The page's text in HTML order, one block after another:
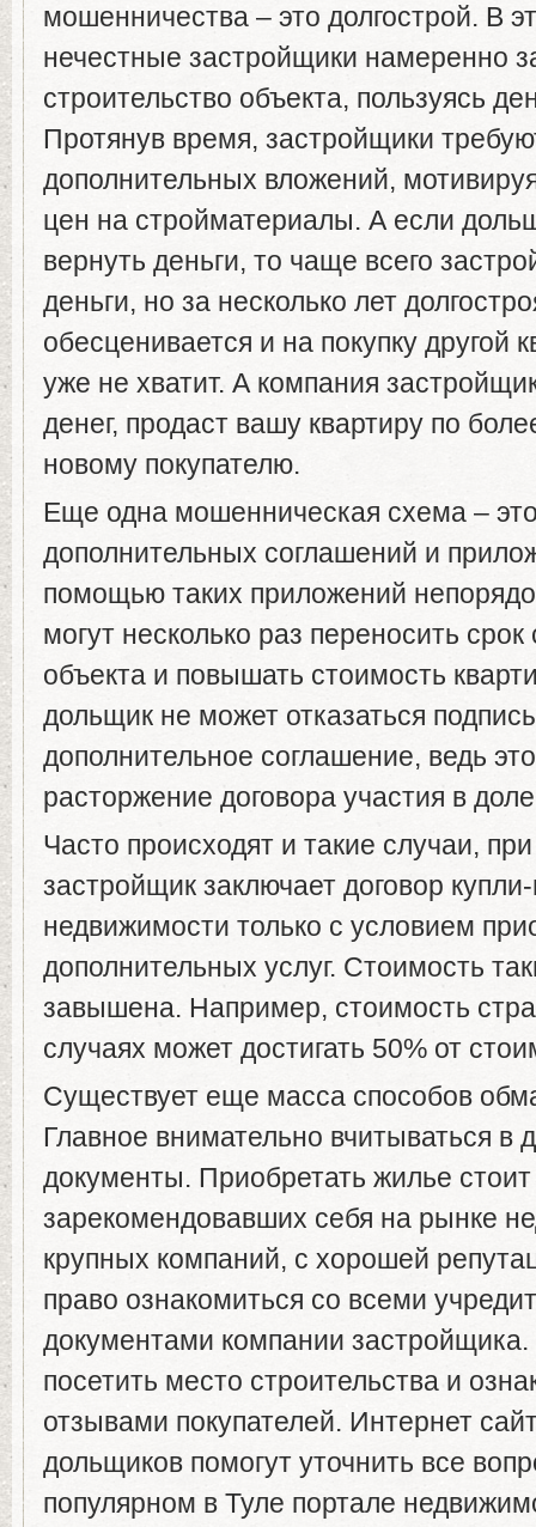
мошенничества – это долгострой. В
нечестные застройщики намеренно
строительство объекта, пользуясь
Протянув время, застройщики
дополнительных вложений,
цен на стройматериалы. А если
вернуть деньги, то чаще всего
деньги, но за несколько лет
обесценивается и на покупку другой
уже не хватит. А компания
денег, продаст вашу квартиру по
новому покупателю.
Еще одна мошенническая схема –
дополнительных соглашений и
помощью таких приложений
могут несколько раз переносить срок
объекта и повышать стоимость
дольщик не может отказаться
дополнительное соглашение, ведь
расторжение договора участия в
Часто происходят и такие случаи,
застройщик заключает договор
недвижимости только с условием
дополнительных услуг. Стоимость
завышена. Например, стоимость
случаях может достигать 50% от
Существует еще масса способов
Главное внимательно вчитываться в
документы. Приобретать жилье стоит
зарекомендовавших себя на рынке
крупных компаний, с хорошей
право ознакомиться со всеми
документами компании застройщика.
посетить место строительства и
отзывами покупателей. Интернет
дольщиков помогут уточнить все
популярном в Туле портале